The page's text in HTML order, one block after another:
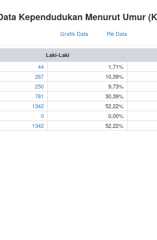
Kependudukan Menurut Umur
Grafik Data Pie Data
Laki-Laki
44 1,71%
267 10,39%
250 9,73%
781 30,39%
1342 52,22%
0 0,00%
1342 52,22%